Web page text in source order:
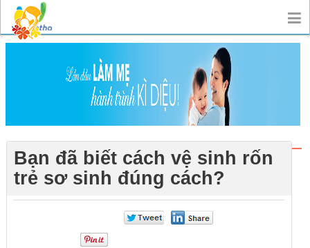
Bạn đã biết cách vệ sinh rốn
trẻ sơ sinh đúng cách?
0